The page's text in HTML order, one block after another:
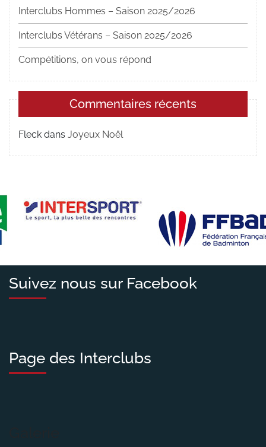
Interclubs Hommes – Saison 2025/2026
Interclubs Vétérans – Saison 2025/2026
Compétitions, on vous répond
Commentaires récents
Fleck dans Joyeux Noël
Suivez nous sur Facebook
Page des Interclubs